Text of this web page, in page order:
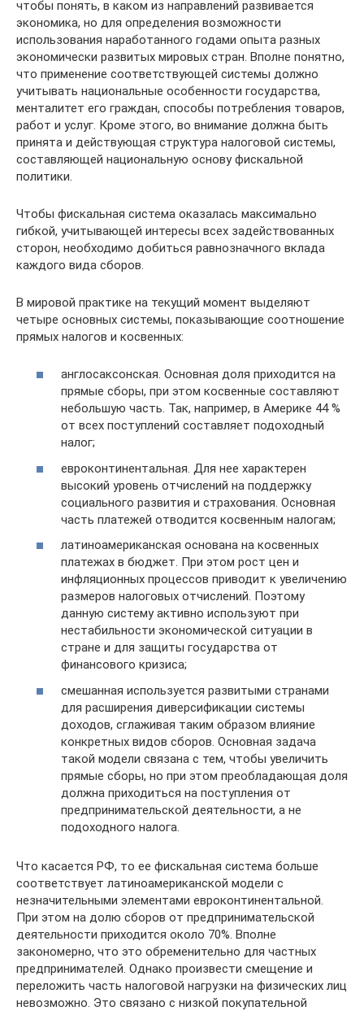
чтобы понять, в каком из направлений развивается
экономика, но для определения возможности
использования наработанного годами опыта разных
экономически развитых мировых стран. Вполне понятно,
что применение соответствующей системы должно
учитывать национальные особенности государства,
менталитет его граждан, способы потребления товаров,
работ и услуг. Кроме этого, во внимание должна быть
принята и действующая структура налоговой системы,
составляющей национальную основу фискальной
политики.
Чтобы фискальная система оказалась максимально
гибкой, учитывающей интересы всех задействованных
сторон, необходимо добиться равнозначного вклада
каждого вида сборов.
В мировой практике на текущий момент выделяют
четыре основных системы, показывающие соотношение
прямых налогов и косвенных:
англосаксонская. Основная доля приходится на
прямые сборы, при этом косвенные составляют
небольшую часть. Так, например, в Америке 44 %
от всех поступлений составляет подоходный
налог;
евроконтинентальная. Для нее характерен
высокий уровень отчислений на поддержку
социального развития и страхования. Основная
часть платежей отводится косвенным налогам;
латиноамериканская основана на косвенных
платежах в бюджет. При этом рост цен и
инфляционных процессов приводит к увеличению
размеров налоговых отчислений. Поэтому
данную систему активно используют при
нестабильности экономической ситуации в
стране и для защиты государства от
финансового кризиса;
смешанная используется развитыми странами
для расширения диверсификации системы
доходов, сглаживая таким образом влияние
конкретных видов сборов. Основная задача
такой модели связана с тем, чтобы увеличить
прямые сборы, но при этом преобладающая доля
должна приходиться на поступления от
предпринимательской деятельности, а не
подоходного налога.
Что касается РФ, то ее фискальная система больше
соответствует латиноамериканской модели с
незначительными элементами евроконтинентальной.
При этом на долю сборов от предпринимательской
деятельности приходится около 70%. Вполне
закономерно, что это обременительно для частных
предпринимателей. Однако произвести смещение и
переложить часть налоговой нагрузки на физических лиц
невозможно. Это связано с низкой покупательной